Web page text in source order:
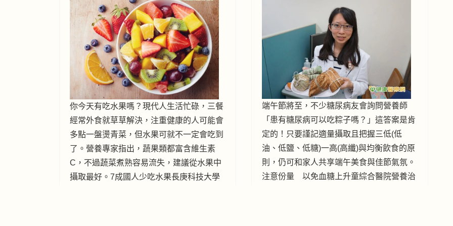
你今天有吃水果嗎？現代人生活忙碌，三餐
經常外食就草草解決，注重健康的人可能會
多點一盤燙青菜，但水果可就不一定會吃到
了。營養專家指出，蔬果類都富含維生素
C，不過蔬菜煮熟容易流失，建議從水果中
攝取最好。7成國人少吃水果長庚科技大學
端午節將至，不少糖尿病友會詢問營養師
「患有糖尿病可以吃粽子嗎？」這答案是肯
定的！只要謹記適量攝取且把握三低(低
油、低鹽、低糖)一高(高纖)與均衡飲食的原
則，仍可和家人共享端午美食與佳節氣氛。
注意份量 以免血糖上升童綜合醫院營養治